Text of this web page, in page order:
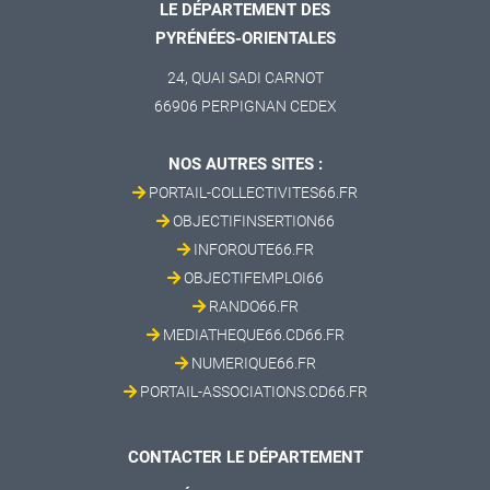
LE DÉPARTEMENT DES
PYRÉNÉES-ORIENTALES
24, QUAI SADI CARNOT
66906 PERPIGNAN CEDEX
NOS AUTRES SITES :
PORTAIL-COLLECTIVITES66.FR
OBJECTIFINSERTION66
INFOROUTE66.FR
OBJECTIFEMPLOI66
RANDO66.FR
MEDIATHEQUE66.CD66.FR
NUMERIQUE66.FR
PORTAIL-ASSOCIATIONS.CD66.FR
CONTACTER LE DÉPARTEMENT